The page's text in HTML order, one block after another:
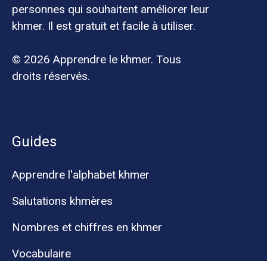
personnes qui souhaitent améliorer leur
khmer. Il est gratuit et facile à utiliser.
© 2026 Apprendre le khmer. Tous
droits réservés.
Guides
Apprendre l'alphabet khmer
Salutations khmères
Nombres et chiffres en khmer
Vocabulaire